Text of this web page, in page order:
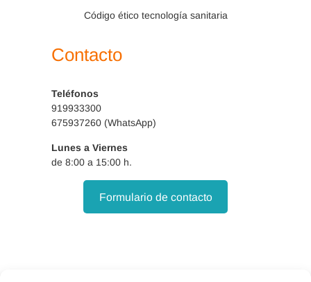
Código ético tecnología sanitaria
Contacto
Teléfonos
919933300
675937260 (WhatsApp)
Lunes a Viernes
de 8:00 a 15:00 h.
Formulario de contacto